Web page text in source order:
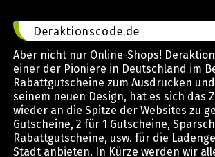
Deraktionscode.de
Aber nicht nur Online-Shops!
einer der Pioniere in Deutschland im
Rabattgutscheine zum Ausdrucken
seinem neuen Design, hat es sich das
wieder an die Spitze der Websites zu
Gutscheine, 2 für 1 Gutscheine,
Rabattgutscheine, usw. für die
Stadt anbieten. In Kürze werden wir